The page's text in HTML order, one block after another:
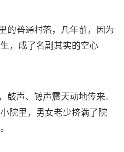
的普通村落，几年前，因为
，成了名副其实的空心
鼓声、镲声震天动地传来。
院里，男女老少挤满了院